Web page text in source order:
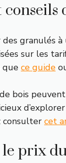
des
sur les
que ce guide
bois
consulter cet
le prix